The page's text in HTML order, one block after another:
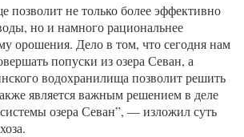
позволит не только более эффективно
но и намного рациональнее
орошения. Дело в том, что сегодня нам
попуски из озера Севан, а
водохранилища позволит решить
является важным решением в деле
озера Севан”, — изложил суть